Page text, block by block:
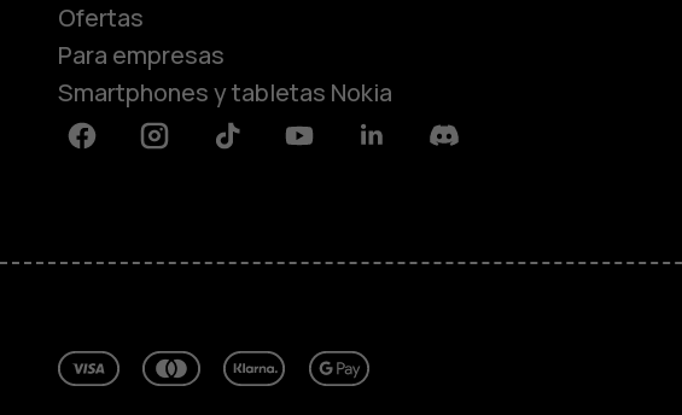
Blog
Ofertas
Para empresas
Smartphones y tabletas Nokia
FacebookInstagramTiktok YoutubeLinkedinDiscord